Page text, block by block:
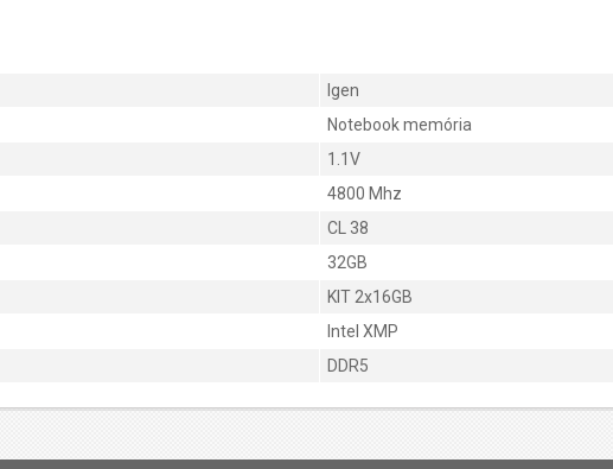
Igen
Notebook memória
1.1V
4800 Mhz
CL 38
32GB
KIT 2x16GB
Intel XMP
DDR5